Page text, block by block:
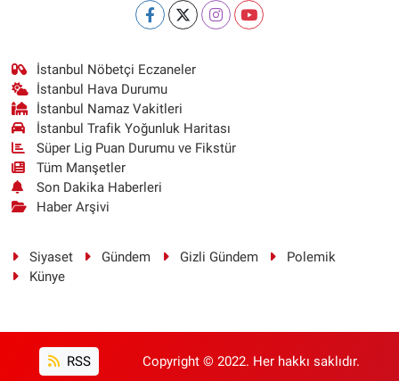
İstanbul Nöbetçi Eczaneler
İstanbul Hava Durumu
İstanbul Namaz Vakitleri
İstanbul Trafik Yoğunluk Haritası
Süper Lig Puan Durumu ve Fikstür
Tüm Manşetler
Son Dakika Haberleri
Haber Arşivi
Siyaset Gündem Gizli Gündem
Polemik
Künye
RSS Copyright © 2022. Her hakkı saklıdır.